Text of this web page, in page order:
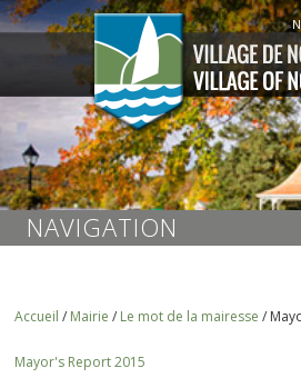
NAVIGATION
Accueil / Mairie / Le mot de la mairesse /
Mayor's Report 2015